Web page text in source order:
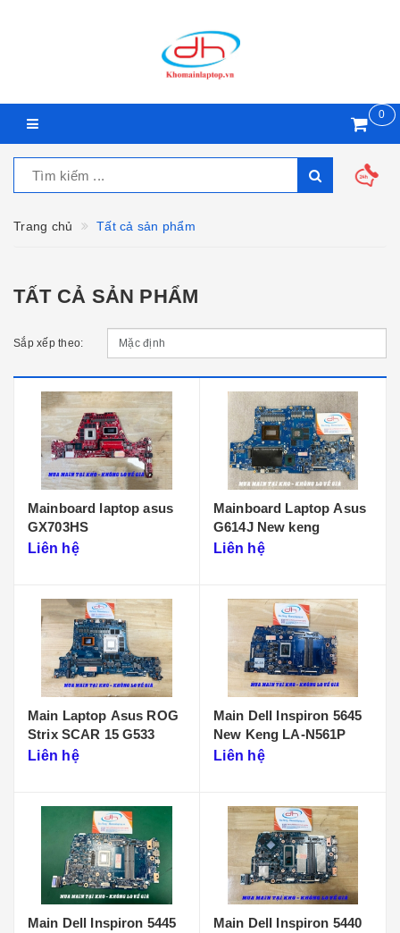
0
Trang chủ Tất cả sản phẩm
TẤT CẢ SẢN PHẨM
Sắp xếp theo:
Mainboard laptop asus
GX703HS
Liên hệ
Mainboard Laptop Asus
G614J New keng
Liên hệ
Main Laptop Asus ROG
Strix SCAR 15 G533
Liên hệ
Main Dell Inspiron 5645
New Keng LA-N561P
Liên hệ
Main Dell Inspiron 5445
Main Dell Inspiron 5440